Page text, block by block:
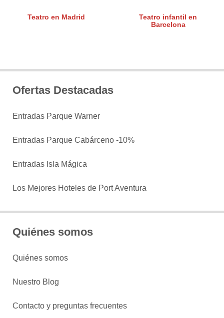
Teatro en Madrid
Teatro infantil en
Barcelona
Ofertas Destacadas
Entradas Parque Warner
Entradas Parque Cabárceno -10%
Entradas Isla Mágica
Los Mejores Hoteles de Port Aventura
Quiénes somos
Quiénes somos
Nuestro Blog
Contacto y preguntas frecuentes